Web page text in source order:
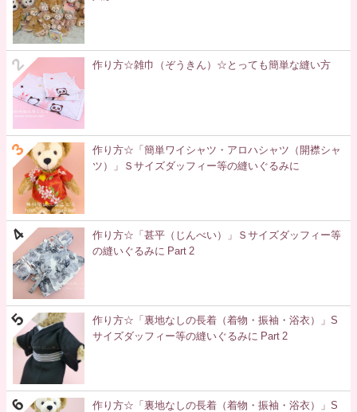
作り方☆雑巾（ぞうきん）☆とっても簡単な縫い方
作り方☆「簡単ワイシャツ・アロハシャツ（開襟シャ
ツ）」Ｓサイズダッフィー等の縫いぐるみに
作り方☆「甚平（じんべい）」Ｓサイズダッフィー等
の縫いぐるみに Part 2
作り方☆「裏地なしの長着（着物・振袖・浴衣）」S
サイズダッフィー等の縫いぐるみに Part 2
作り方☆「裏地なしの長着（着物・振袖・浴衣）」S